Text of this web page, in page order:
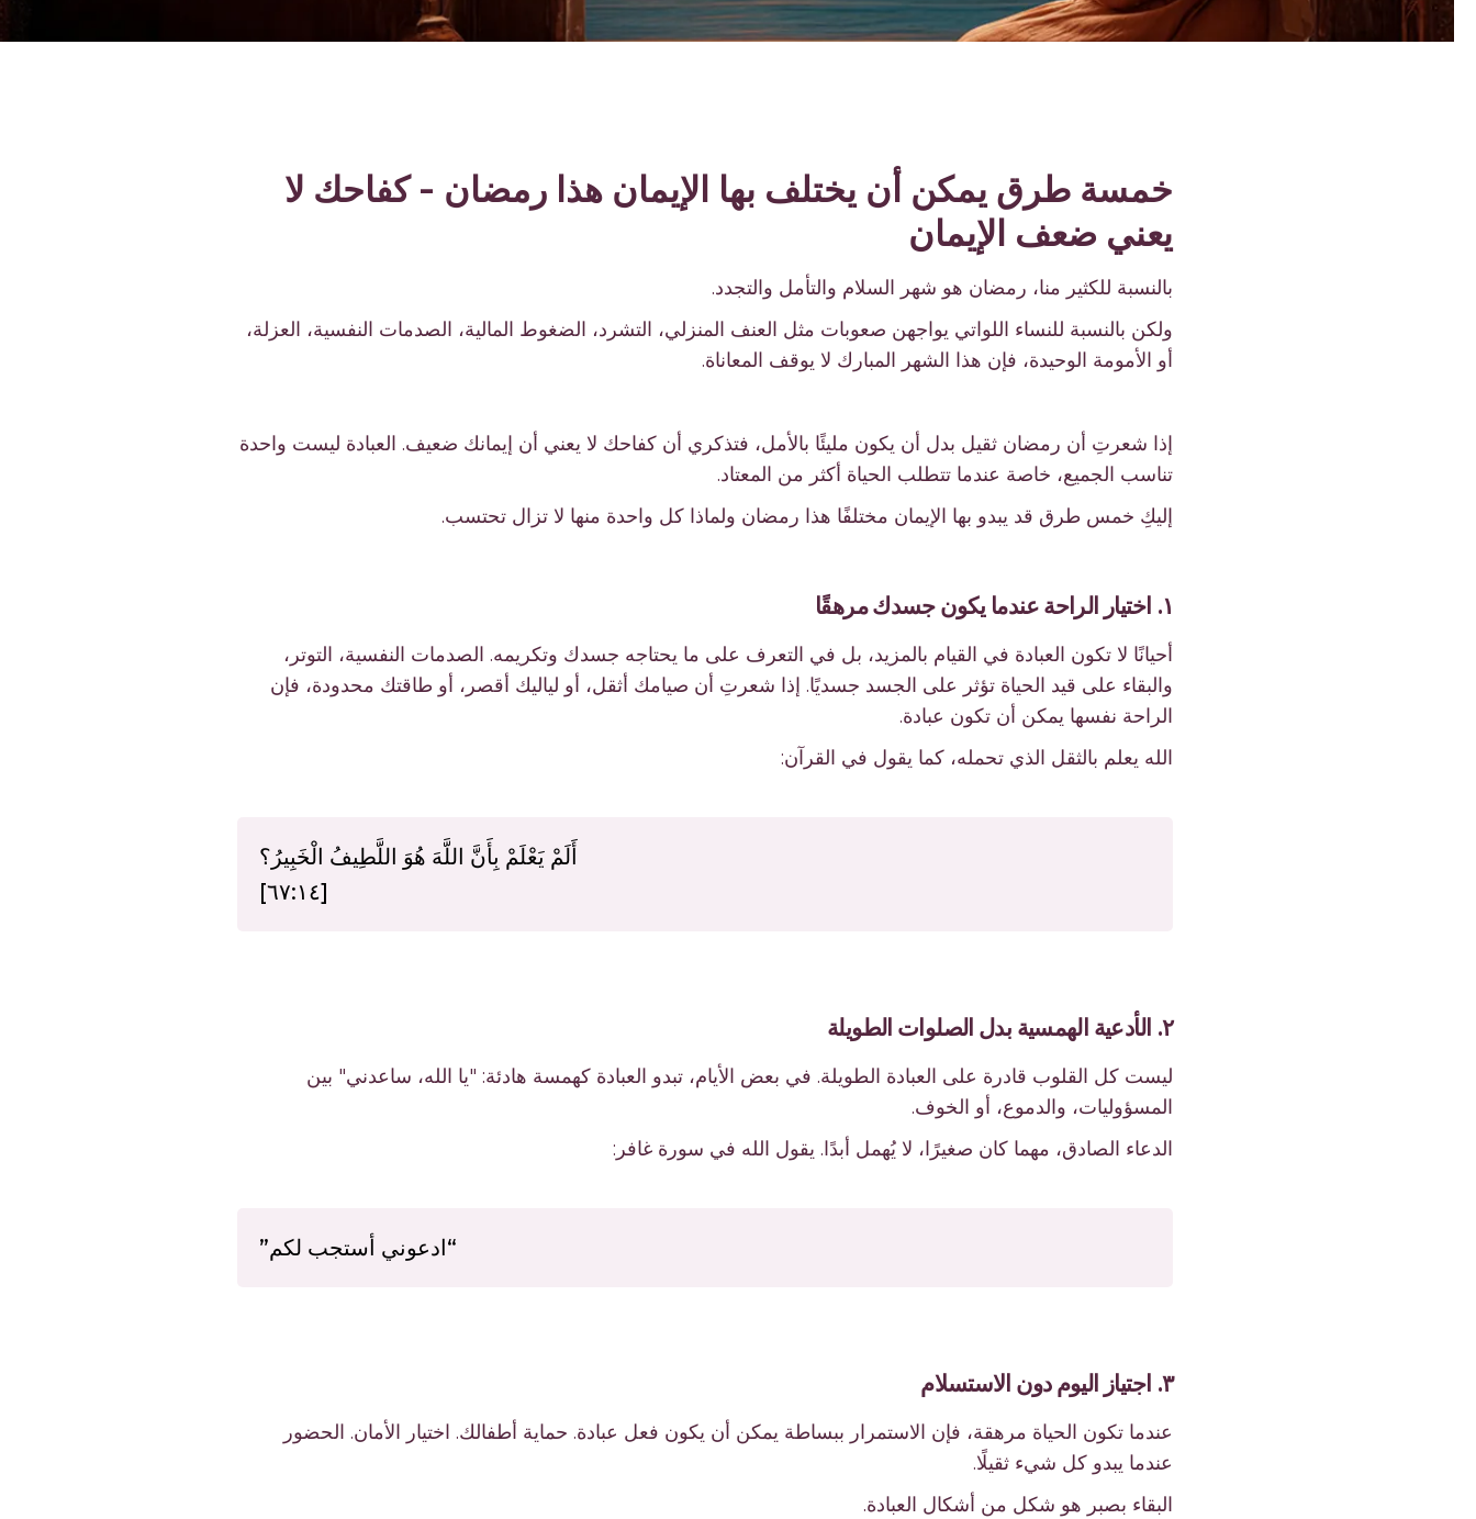
خمسة طرق يمكن أن يختلف بها الإيمان هذا رمضان - كفاحك لا
يعني ضعف الإيمان
بالنسبة للكثير منا، رمضان هو شهر السلام والتأمل والتجدد.
ولكن بالنسبة للنساء اللواتي يواجهن صعوبات مثل العنف المنزلي، التشرد، الضغوط المالية، الصدمات النفسية، العزلة،
أو الأمومة الوحيدة، فإن هذا الشهر المبارك لا يوقف المعاناة.
إذا شعرتِ أن رمضان ثقيل بدل أن يكون مليئًا بالأمل، فتذكري أن كفاحك لا يعني أن إيمانك ضعيف. العبادة ليست واحدة
تناسب الجميع، خاصة عندما تتطلب الحياة أكثر من المعتاد.
إليكِ خمس طرق قد يبدو بها الإيمان مختلفًا هذا رمضان ولماذا كل واحدة منها لا تزال تحتسب.
١. اختيار الراحة عندما يكون جسدك مرهقًا
أحيانًا لا تكون العبادة في القيام بالمزيد، بل في التعرف على ما يحتاجه جسدك وتكريمه. الصدمات النفسية، التوتر،
والبقاء على قيد الحياة تؤثر على الجسد جسديًا. إذا شعرتِ أن صيامك أثقل، أو لياليك أقصر، أو طاقتك محدودة، فإن
الراحة نفسها يمكن أن تكون عبادة.
الله يعلم بالثقل الذي تحمله، كما يقول في القرآن:
أَلَمْ يَعْلَمْ بِأَنَّ اللَّهَ هُوَ اللَّطِيفُ الْخَبِيرُ؟
[٦٧:١٤]
٢. الأدعية الهمسية بدل الصلوات الطويلة
ليست كل القلوب قادرة على العبادة الطويلة. في بعض الأيام، تبدو العبادة كهمسة هادئة: "يا الله، ساعدني" بين
المسؤوليات، والدموع، أو الخوف.
الدعاء الصادق، مهما كان صغيرًا، لا يُهمل أبدًا. يقول الله في سورة غافر:
“ادعوني أستجب لكم”
٣. اجتياز اليوم دون الاستسلام
عندما تكون الحياة مرهقة، فإن الاستمرار ببساطة يمكن أن يكون فعل عبادة. حماية أطفالك. اختيار الأمان. الحضور
عندما يبدو كل شيء ثقيلًا.
البقاء بصبر هو شكل من أشكال العبادة.